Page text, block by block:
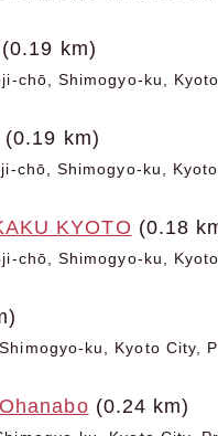
(0.19 km)
chō, Shimogyo-ku,
(0.19 km)
chō, Shimogyo-ku,
KYOTO (0.18
chō, Shimogyo-ku,
ku, Kyoto City,
(0.24 km)